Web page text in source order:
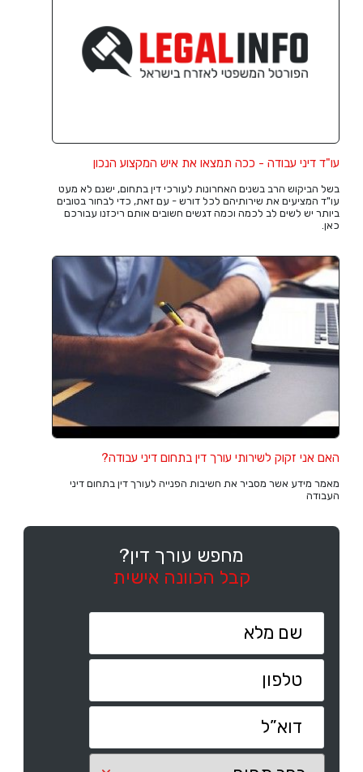
עו"ד דיני עבודה - ככה תמצאו את איש המקצוע הנכון
בשל הביקוש הרב בשנים האחרונות לעורכי דין בתחום, ישנם לא מעט
עו"ד המציעים את שירותיהם לכל דורש - עם זאת, כדי לבחור בטובים
ביותר יש לשים לב לכמה וכמה דגשים חשובים אותם ריכזנו עבורכם
כאן.
האם אני זקוק לשירותי עורך דין בתחום דיני עבודה?
מאמר מידע אשר מסביר את חשיבות הפנייה לעורך דין בתחום דיני
העבודה
מחפש עורך דין?
קבל הכוונה אישית